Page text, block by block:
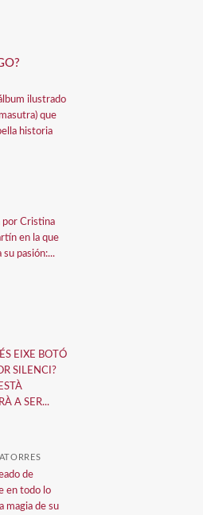
ilustrado
que
historia
por Cristina
en la que
su pasión:...
EIXE BOTÓ
SILENCI?
A SER...
de
en todo lo
magia de su